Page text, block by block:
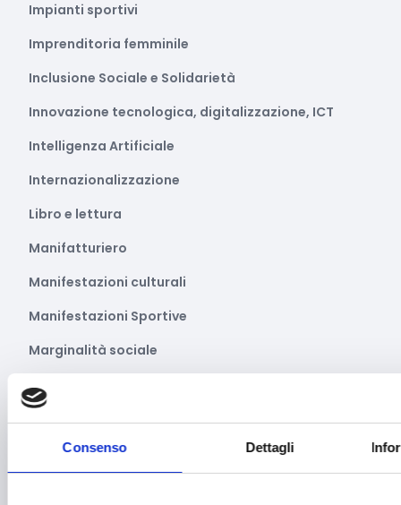
Consenso Dettagli
Impianti sportivi
Imprenditoria femminile
Inclusione Sociale e Solidarietà
Innovazione tecnologica, digitalizzazione, ICT
Intelligenza Artificiale
Internazionalizzazione
Libro e lettura
Manifatturiero
Manifestazioni culturali
Manifestazioni Sportive
Marginalità sociale
Marketing e comunicazione
Media e informazione
Migrazione e sviluppo